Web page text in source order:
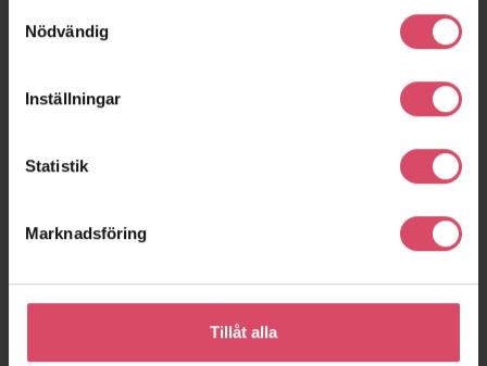
Nödvändig
Inställningar
Statistik
Marknadsföring
Tillåt alla
Lerum
Kv Tallkronan